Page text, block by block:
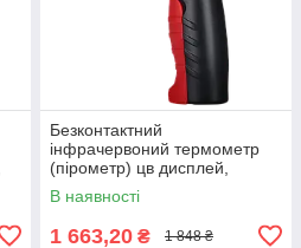
Безконтактний
інфрачервоний термометр
(пірометр) цв дисплей,
термопара -50-850°C, 12:1,
EMS=0,1-1
В наявності
1 663,20 ₴ 1 848 ₴